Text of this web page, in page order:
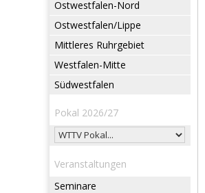
Ostwestfalen-Nord
Ostwestfalen/Lippe
Mittleres Ruhrgebiet
Westfalen-Mitte
Südwestfalen
Pokal 2026/27
Veranstaltungen
Seminare